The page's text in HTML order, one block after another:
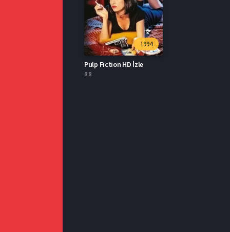
1994
Pulp Fiction HD İzle
8.8